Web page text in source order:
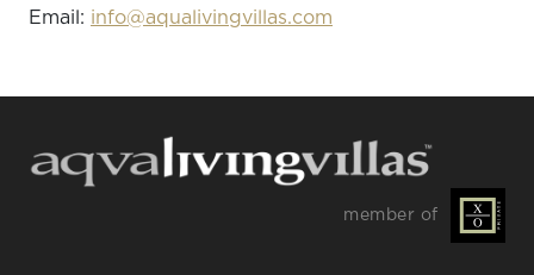
Email: info@aqualivingvillas.com
member of